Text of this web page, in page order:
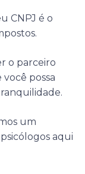
CNPJ é o
o parceiro
possa
um
aqui